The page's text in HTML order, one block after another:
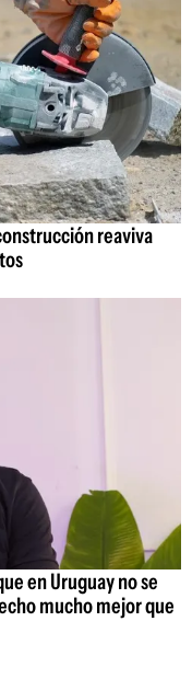
reaviva
en Uruguay no se
mucho mejor que